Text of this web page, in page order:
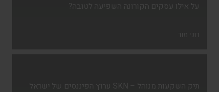
על אילו עסקים הקורונה השפיעה לטובה?
רוני מור
תיק השקעות מנוהל – SKN ערוץ הפיננסים של ישראל